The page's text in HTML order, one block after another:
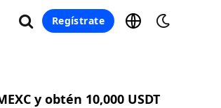
Regístrate
y obtén 10,000 USDT